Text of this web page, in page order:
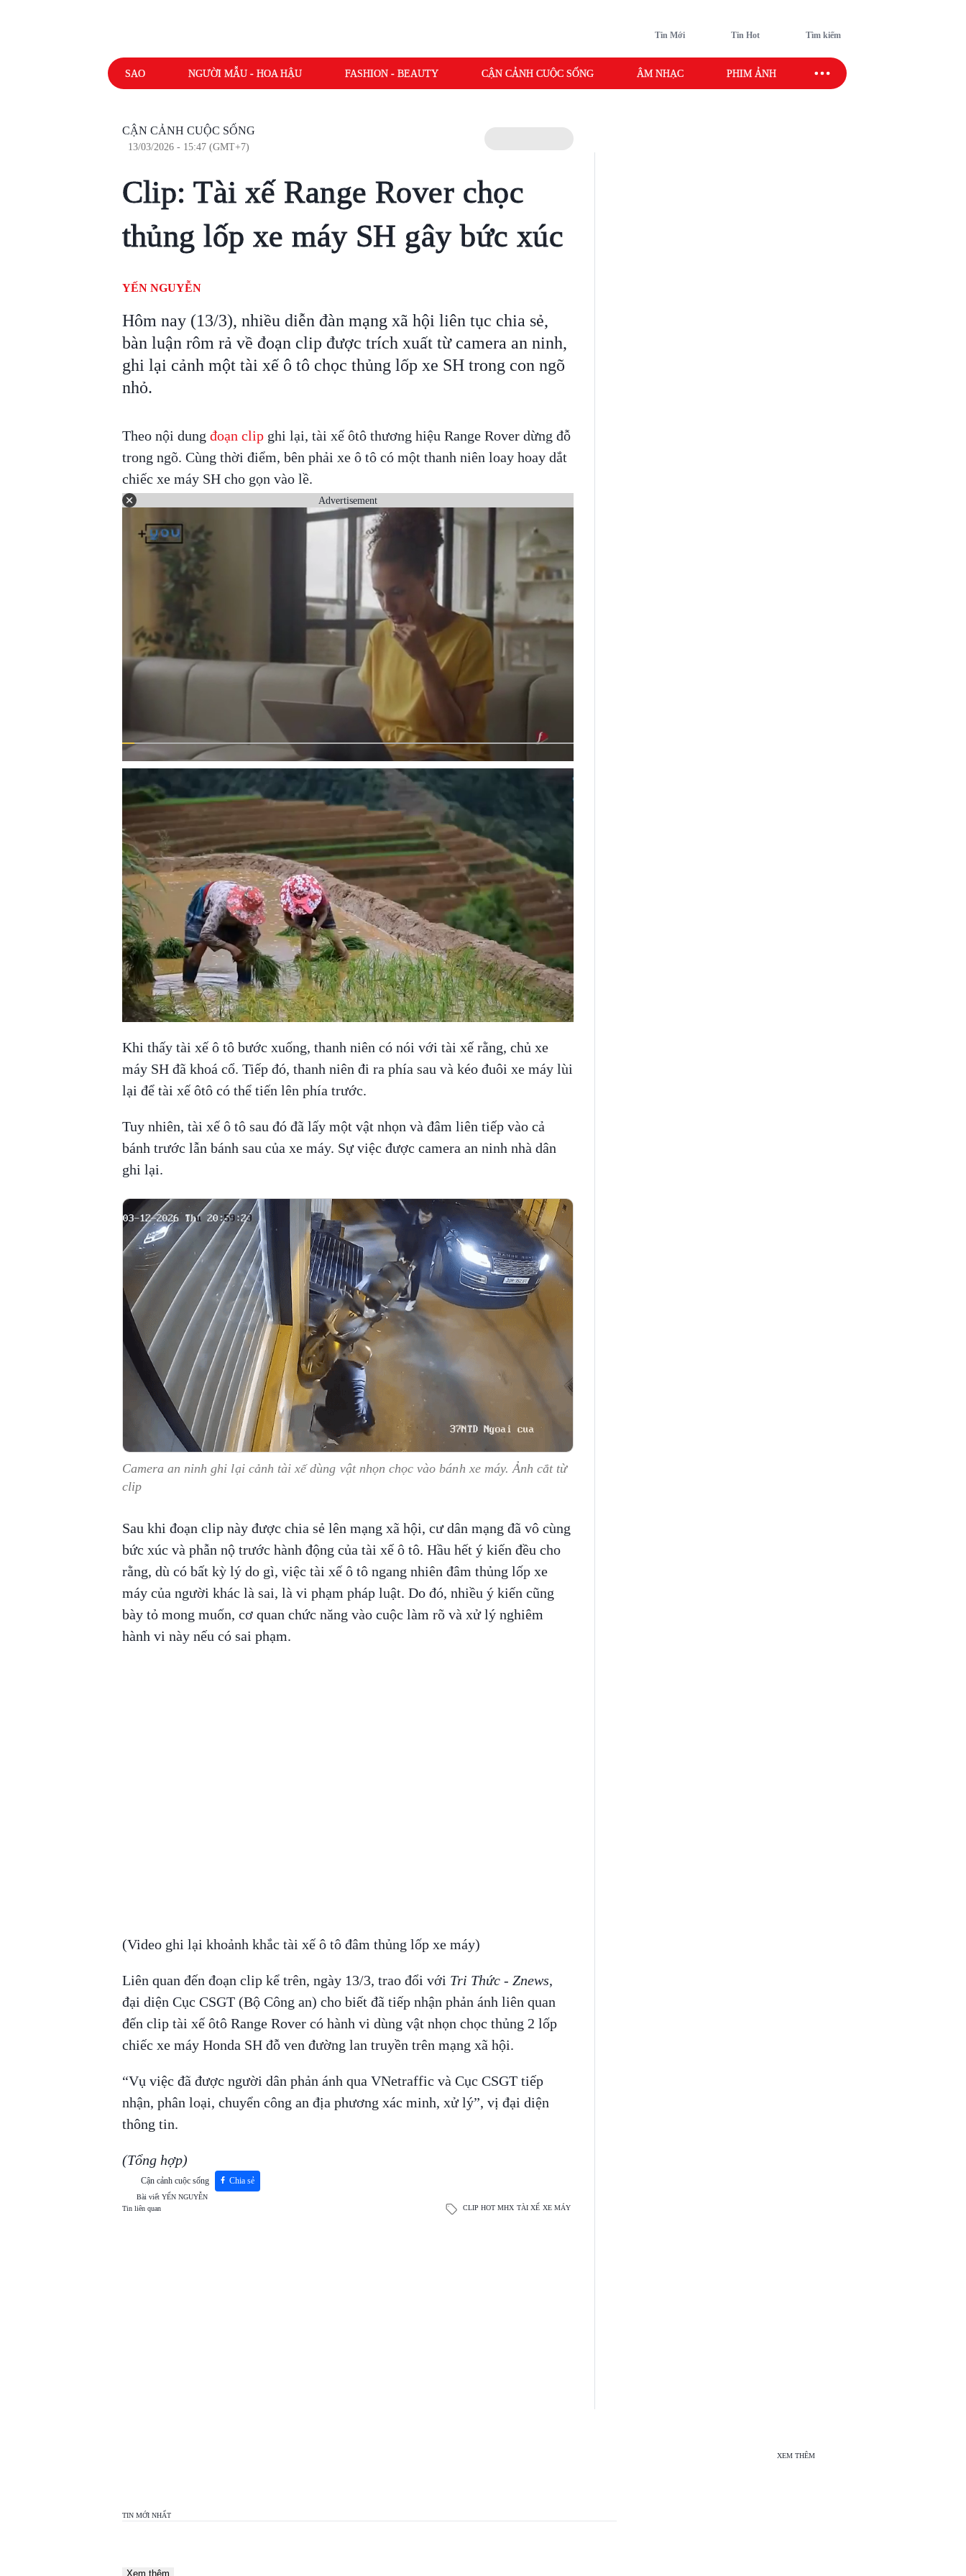
Tin Mới Tin Hot Tìm kiếm
SAO NGƯỜI MẪU - HOA HẬU FASHION - BEAUTY CẬN CẢNH CUỘC SỐNG ÂM NHẠC PHIM ẢNH SAO SPORT
CẬN CẢNH CUỘC SỐNG
13/03/2026 - 15:47 (GMT+7)
Clip: Tài xế Range Rover chọc
thủng lốp xe máy SH gây bức xúc
YẾN NGUYỄN
Hôm nay (13/3), nhiều diễn đàn mạng xã hội liên tục chia sẻ,
bàn luận rôm rả về đoạn clip được trích xuất từ camera an ninh,
ghi lại cảnh một tài xế ô tô chọc thủng lốp xe SH trong con ngõ
nhỏ.
Theo nội dung đoạn clip ghi lại, tài xế ôtô thương hiệu Range Rover dừng đỗ
trong ngõ. Cùng thời điểm, bên phải xe ô tô có một thanh niên loay hoay dắt
chiếc xe máy SH cho gọn vào lề.
Advertisement
Khi thấy tài xế ô tô bước xuống, thanh niên có nói với tài xế rằng, chủ xe
máy SH đã khoá cổ. Tiếp đó, thanh niên đi ra phía sau và kéo đuôi xe máy lùi
lại để tài xế ôtô có thể tiến lên phía trước.
Tuy nhiên, tài xế ô tô sau đó đã lấy một vật nhọn và đâm liên tiếp vào cả
bánh trước lẫn bánh sau của xe máy. Sự việc được camera an ninh nhà dân
ghi lại.
Camera an ninh ghi lại cảnh tài xế dùng vật nhọn chọc vào bánh xe máy. Ảnh cắt từ
clip
Sau khi đoạn clip này được chia sẻ lên mạng xã hội, cư dân mạng đã vô cùng
bức xúc và phẫn nộ trước hành động của tài xế ô tô. Hầu hết ý kiến đều cho
rằng, dù có bất kỳ lý do gì, việc tài xế ô tô ngang nhiên đâm thủng lốp xe
máy của người khác là sai, là vi phạm pháp luật. Do đó, nhiều ý kiến cũng
bày tỏ mong muốn, cơ quan chức năng vào cuộc làm rõ và xử lý nghiêm
hành vi này nếu có sai phạm.
(Video ghi lại khoảnh khắc tài xế ô tô đâm thủng lốp xe máy)
Liên quan đến đoạn clip kể trên, ngày 13/3, trao đổi với Tri Thức - Znews,
đại diện Cục CSGT (Bộ Công an) cho biết đã tiếp nhận phản ánh liên quan
đến clip tài xế ôtô Range Rover có hành vi dùng vật nhọn chọc thủng 2 lốp
chiếc xe máy Honda SH đỗ ven đường lan truyền trên mạng xã hội.
“Vụ việc đã được người dân phản ánh qua VNetraffic và Cục CSGT tiếp
nhận, phân loại, chuyển công an địa phương xác minh, xử lý”, vị đại diện
thông tin.
(Tổng hợp)
Cận cảnh cuộc sống Chia sẻ
Bài viết YẾN NGUYỄN
Tin liên quan
CLIP HOT MHX TÀI XẾ XE MÁY
XEM THÊM
TIN MỚI NHẤT
Xem thêm